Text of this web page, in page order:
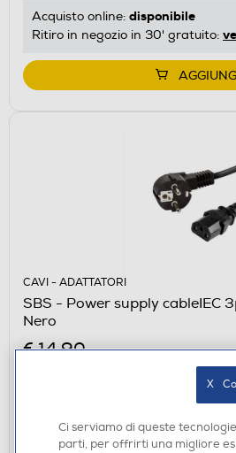
Acquisto online: disponibile
Ritiro in negozio in 30' gratuito:
CAVI - ADATTATORI
SBS - Power supply cableIEC
Nero
€ 14,90
Ritiro in negozio in 30' gratuito:
Ci serviamo di queste
parti, per offrirti una migliore
X